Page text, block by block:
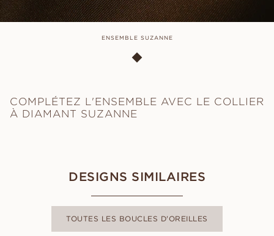
ENSEMBLE SUZANNE
COMPLÉTEZ L'ENSEMBLE AVEC LE COLLIER
À DIAMANT SUZANNE
DESIGNS SIMILAIRES
TOUTES LES BOUCLES D'OREILLES